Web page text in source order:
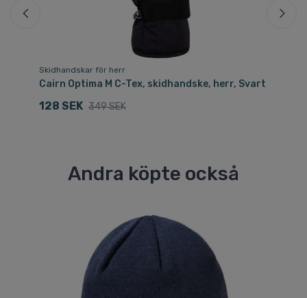
Skidhandskar för herr
Cairn Optima M C-Tex, skidhandske, herr, Svart
128 SEK 349 SEK
Andra köpte också